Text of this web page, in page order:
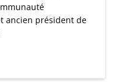
ancien président de